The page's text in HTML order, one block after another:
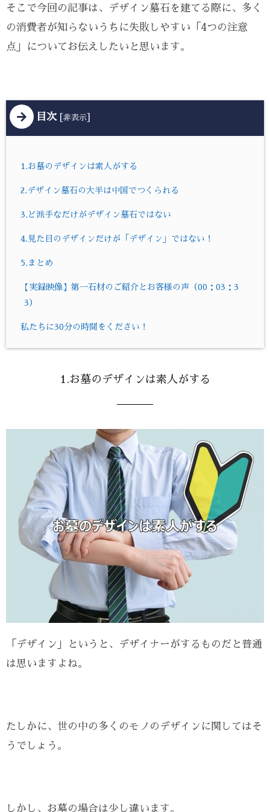
そこで今回の記事は、デザイン墓石を建てる際に、多く
の消費者が知らないうちに失敗しやすい「4つの注意
点」についてお伝えしたいと思います。
目次 非表示
1.お墓のデザインは素人がする
2.デザイン墓石の大半は中国でつくられる
3.ど派手なだけがデザイン墓石ではない
4.見た目のデザインだけが「デザイン」ではない！
5.まとめ
【実録映像】第一石材のご紹介とお客様の声（00：03：3
3）
私たちに30分の時間をください！
1.お墓のデザインは素人がする
「デザイン」というと、デザイナーがするものだと普通
は思いますよね。
たしかに、世の中の多くのモノのデザインに関してはそ
うでしょう。
しかし、お墓の場合は少し違います。